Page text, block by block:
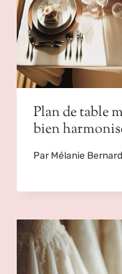
Plan de table
bien
Par Mélanie Bernard